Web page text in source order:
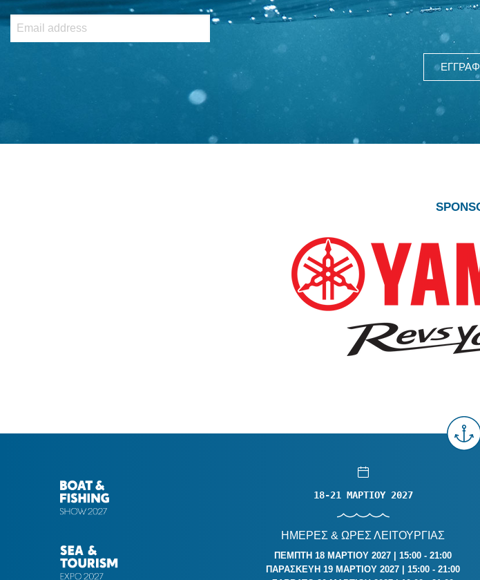
18-21 ΜΑΡΤΙΟΥ 2027
ΗΜΕΡΕΣ & ΩΡΕΣ ΛΕΙΤΟΥΡΓΙΑΣ
ΠΕΜΠΤΗ 18 ΜΑΡΤΙΟΥ 2027 | 15:00 - 21:00
ΠΑΡΑΣΚΕΥΗ 19 ΜΑΡΤΙΟΥ 2027 | 15:00 - 21:00